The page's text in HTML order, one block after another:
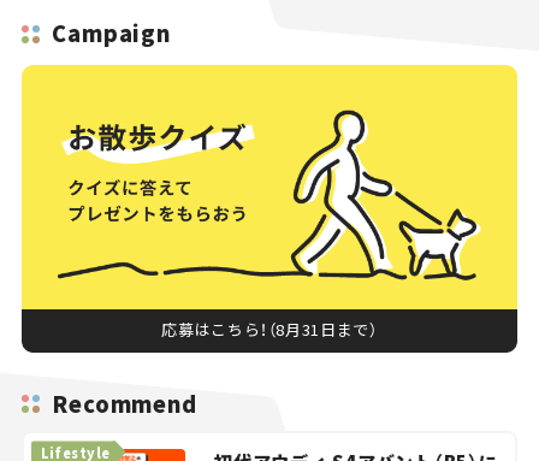
Campaign
応募はこちら！（8月31日まで）
Recommend
Lifestyle